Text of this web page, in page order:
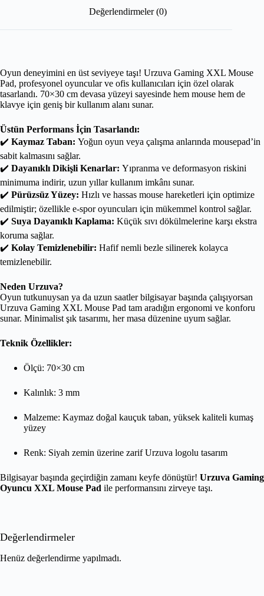
Değerlendirmeler (0)
Oyun deneyimini en üst seviyeye taşı! Urzuva Gaming XXL Mouse
Pad, profesyonel oyuncular ve ofis kullanıcıları için özel olarak
tasarlandı. 70×30 cm devasa yüzeyi sayesinde hem mouse hem de
klavye için geniş bir kullanım alanı sunar.
Üstün Performans İçin Tasarlandı:
✔️ Kaymaz Taban: Yoğun oyun veya çalışma anlarında mousepad’in
sabit kalmasını sağlar.
✔️ Dayanıklı Dikişli Kenarlar: Yıpranma ve deformasyon riskini
minimuma indirir, uzun yıllar kullanım imkânı sunar.
✔️ Pürüzsüz Yüzey: Hızlı ve hassas mouse hareketleri için optimize
edilmiştir; özellikle e-spor oyuncuları için mükemmel kontrol sağlar.
✔️ Suya Dayanıklı Kaplama: Küçük sıvı dökülmelerine karşı ekstra
koruma sağlar.
✔️ Kolay Temizlenebilir: Hafif nemli bezle silinerek kolayca
temizlenebilir.
Neden Urzuva?
Oyun tutkunuysan ya da uzun saatler bilgisayar başında çalışıyorsan
Urzuva Gaming XXL Mouse Pad tam aradığın ergonomi ve konforu
sunar. Minimalist şık tasarımı, her masa düzenine uyum sağlar.
Teknik Özellikler:
Ölçü: 70×30 cm
Kalınlık: 3 mm
Malzeme: Kaymaz doğal kauçuk taban, yüksek kaliteli kumaş
yüzey
Renk: Siyah zemin üzerine zarif Urzuva logolu tasarım
Bilgisayar başında geçirdiğin zamanı keyfe dönüştür! Urzuva Gaming
Oyuncu XXL Mouse Pad ile performansını zirveye taşı.
Değerlendirmeler
Henüz değerlendirme yapılmadı.